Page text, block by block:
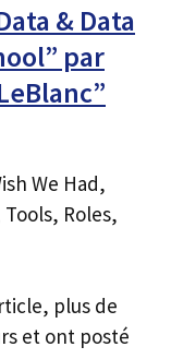
& Data
par
We Had,
Roles,
plus de
et ont posté